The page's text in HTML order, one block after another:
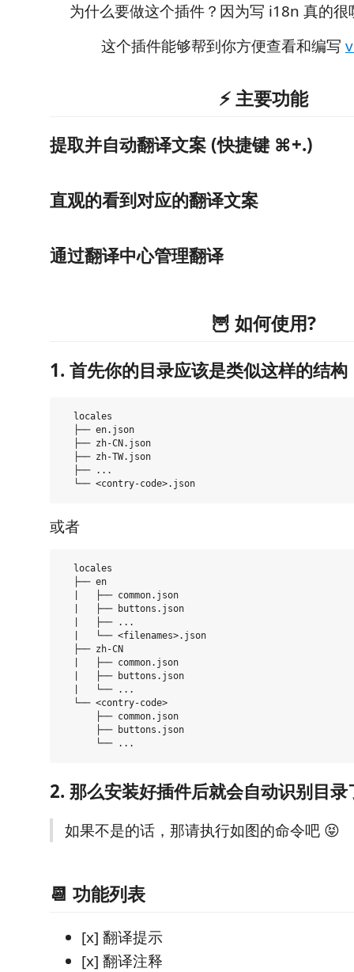
为什么要做这个插件？因为写 i18n 真的
这个插件能够帮到你方便查看和编写
⚡ 主要功能
提取并自动翻译文案 (快捷键 ⌘+.)
直观的看到对应的翻译文案
通过翻译中心管理翻译
🦉 如何使用?
1. 首先你的目录应该是类似这样的结构
  locales
  ├── en.json
  ├── zh-CN.json
  ├── zh-TW.json
  ├── ...
或者
  locales
  ├── en
  |   ├── common.json
  |   ├── buttons.json
  |   ├── ...
  |   └── <filenames>.json
  ├── zh-CN
  |   ├── common.json
  |   ├── buttons.json
  |   └── ...
  └── <contry-code>
      ├── common.json
      ├── buttons.json
2. 那么安装好插件后就会自动识别目录
如果不是的话，那请执行如图的命令吧 😝
📆 功能列表
[x] 翻译提示
[x] 翻译注释